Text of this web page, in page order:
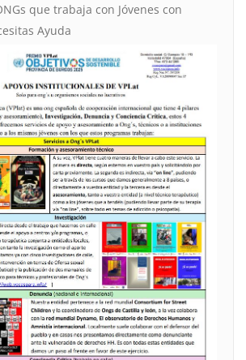
que trabaja con Jóvenes con
Ayuda